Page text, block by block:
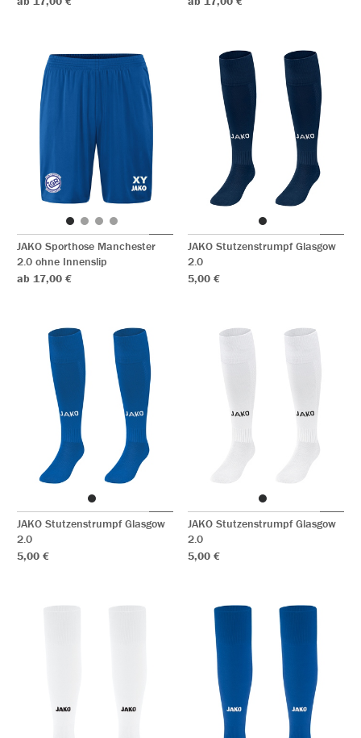
JAKO Sporthose Manchester
2.0 ohne Innenslip
ab 17,00 €
JAKO Stutzenstrumpf Glasgow
2.0
5,00 €
JAKO Stutzenstrumpf Glasgow
2.0
5,00 €
JAKO Stutzenstrumpf Glasgow
2.0
5,00 €